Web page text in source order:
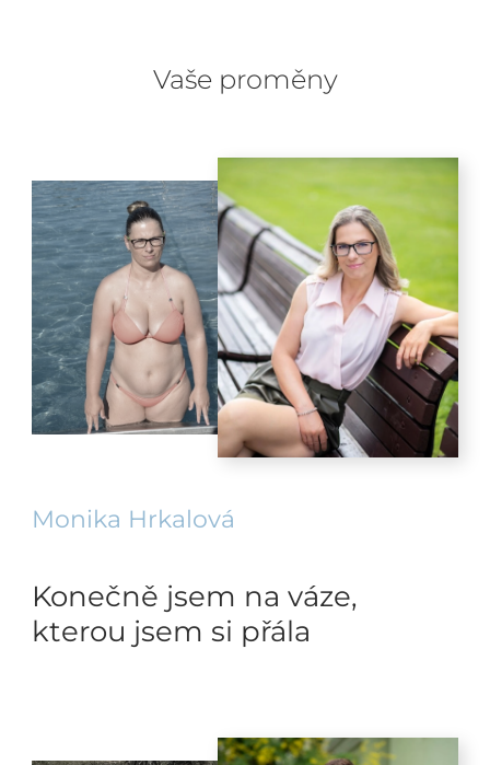
Vaše proměny
Monika Hrkalová
Konečně jsem na váze,
kterou jsem si přála